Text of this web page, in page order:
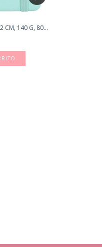
CM, 140 G, 80...